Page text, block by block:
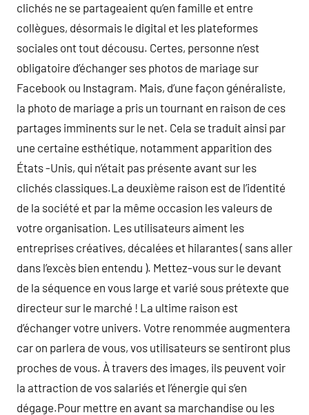
clichés ne se partageaient qu’en famille et entre
collègues, désormais le digital et les plateformes
sociales ont tout décousu. Certes, personne n’est
obligatoire d’échanger ses photos de mariage sur
Facebook ou Instagram. Mais, d’une façon généraliste,
la photo de mariage a pris un tournant en raison de ces
partages imminents sur le net. Cela se traduit ainsi par
une certaine esthétique, notamment apparition des
États -Unis, qui n’était pas présente avant sur les
clichés classiques.La deuxième raison est de l’identité
de la société et par la même occasion les valeurs de
votre organisation. Les utilisateurs aiment les
entreprises créatives, décalées et hilarantes ( sans aller
dans l’excès bien entendu ). Mettez-vous sur le devant
de la séquence en vous large et varié sous prétexte que
directeur sur le marché ! La ultime raison est
d’échanger votre univers. Votre renommée augmentera
car on parlera de vous, vos utilisateurs se sentiront plus
proches de vous. À travers des images, ils peuvent voir
la attraction de vos salariés et l’énergie qui s’en
dégage.Pour mettre en avant sa marchandise ou les